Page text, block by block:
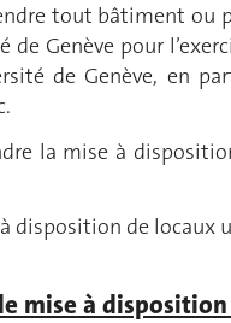
tout bâtiment ou
Genève pour
de Genève, en
la mise à
disposition de locaux
mise à